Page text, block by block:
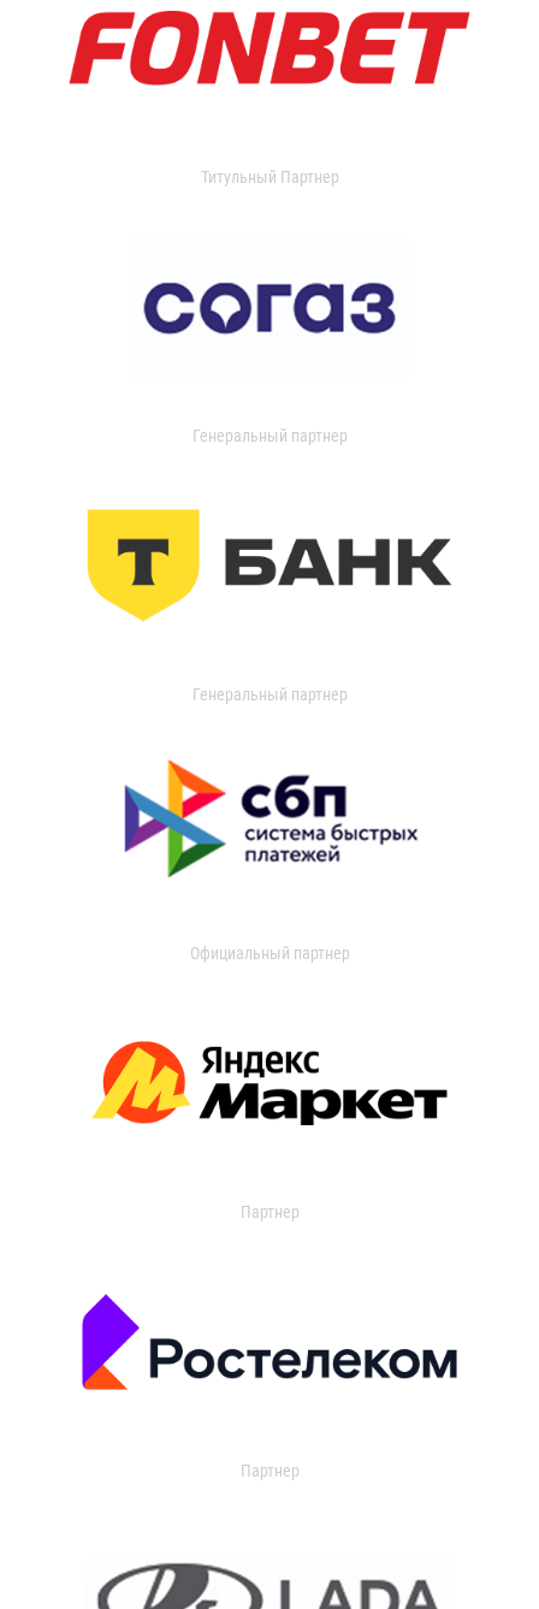
Титульный Партнер
Генеральный партнер
Генеральный партнер
Официальный партнер
Партнер
Партнер